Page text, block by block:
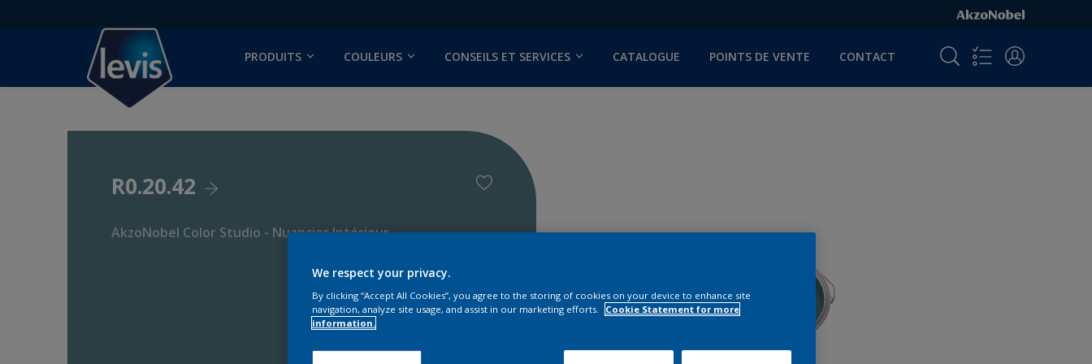
PRODUITS COULEURS CONSEILS ET SERVICES CATALOGUE POINTS DE VENTE CONTACT
R0.20.42
AkzoNobel Color Studio - Nuancier Intérieur
We respect your privacy.
By clicking “Accept All Cookies”, you agree to the storing of cookies on your device to enhance site
navigation, analyze site usage, and assist in our marketing efforts.
Cookie Statement for more
information.